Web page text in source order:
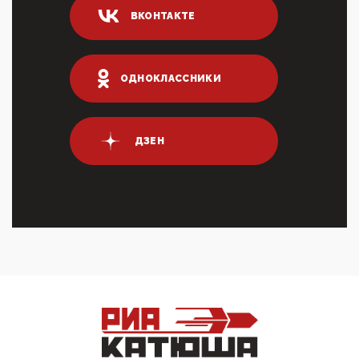
ИНН для переводов по СБП это первый шаг из
логических двухЗаполнение ИНН при любых
переводах по ...
03:35, 10 Апреля 2026
Суммарное вознаграждение менеджменту в 15
крупных банках по итогам 2025 года превысило 63
03:01, 10 Апреля 2026
Террорист и убийца Буданов вальяжно сообщил,
что союзники просили Киев не наносить удары по
входМошенники активно пользуются аккаунтами на
Госуслугах уме...
12:01, 10 Апреля 2026
ВКОНТАКТЕ
ОДНОКЛАССНИКИ
ДЗЕН